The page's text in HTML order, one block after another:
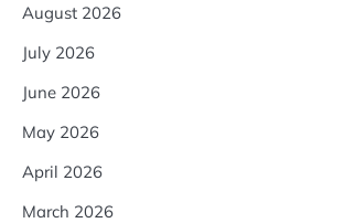
August 2026
July 2026
June 2026
May 2026
April 2026
March 2026